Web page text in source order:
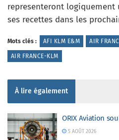
representeront
ses recettes dans les
Mots clés : AFI KLM E&M AIR
AIR FRANCE-KLM
À lire également
ORIX Aviation
5 AOÛT 2026